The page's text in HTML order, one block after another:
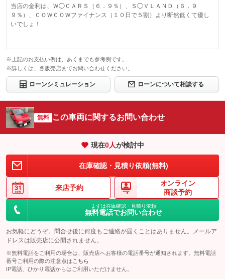
当店の金利は、Ｗ◯ＣＡＲＳ（６．９％）、Ｓ◯ＶＬＡＮＤ（６．９
９％）、ＣＯＷＣＯＷファイナンス（１０日で５割）より断然低くて優し
いでしょ！
※上記のお支払い例は、あくまでも参考例です。
※詳しくは、各販売店までお問い合わせください。
ローンシミュレーション ローンについて相談する
無料 この車両に関するお問い合わせ
現在0人が検討中
在庫確認・見積り依頼(無料)
来店予約
オンライン
商談予約
まずは在庫確認・見積り依頼
無料電話でお問い合わせ
お気軽にどうぞ。問合せ後に何度もご連絡が届くことはありません。メールア
ドレスは販売店に公開されません。
※無料電話をご利用の場合は、販売店へお客様の電話番号が通知されます。無料電話
番号ご利用の際の注意点は こちら
IP電話、ひかり電話からはご利用いただけません。